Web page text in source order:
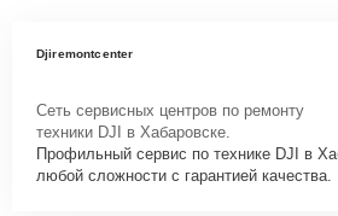
Djiremontcenter
Сеть сервисных центров по ремонту
техники DJI в Хабаровске.
Профильный сервис по технике DJI в
любой сложности с гарантией качества.